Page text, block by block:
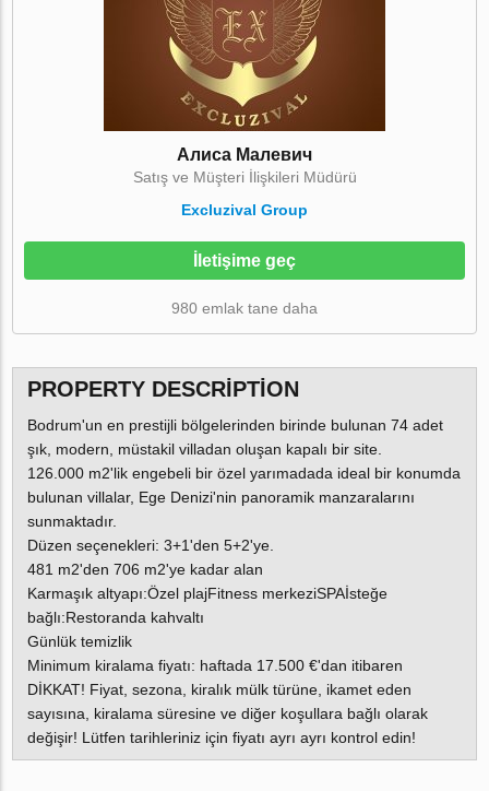
Алиса Малевич
Satış ve Müşteri İlişkileri Müdürü
Excluzival Group
İletişime geç
980 emlak tane daha
PROPERTY DESCRIPTION
Bodrum'un en prestijli bölgelerinden birinde bulunan 74 adet
şık, modern, müstakil villadan oluşan kapalı bir site.
126.000 m2'lik engebeli bir özel yarımadada ideal bir konumda
bulunan villalar, Ege Denizi'nin panoramik manzaralarını
sunmaktadır.
Düzen seçenekleri: 3+1'den 5+2'ye.
481 m2'den 706 m2'ye kadar alan
Karmaşık altyapı:Özel plajFitness merkeziSPAİsteğe
bağlı:Restoranda kahvaltı
Günlük temizlik
Minimum kiralama fiyatı: haftada 17.500 €'dan itibaren
DİKKAT! Fiyat, sezona, kiralık mülk türüne, ikamet eden
sayısına, kiralama süresine ve diğer koşullara bağlı olarak
değişir! Lütfen tarihleriniz için fiyatı ayrı ayrı kontrol edin!